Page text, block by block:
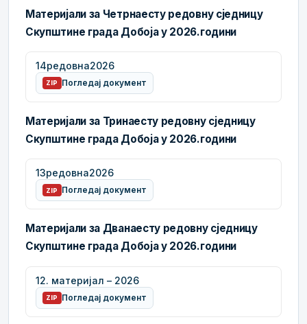
Материјали за Четрнаесту редовну сједницу
Скупштине града Добоја у 2026.години
14редовна2026
ZIP Погледај документ
Материјали за Тринаесту редовну сједницу
Скупштине града Добоја у 2026.години
13редовна2026
ZIP Погледај документ
Материјали за Дванаесту редовну сједницу
Скупштине града Добоја у 2026.години
12. материјал – 2026
ZIP Погледај документ